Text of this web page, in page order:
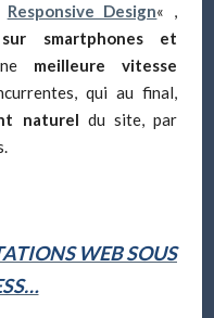
Responsive Design« ,
smartphones et
meilleure vitesse
qui au final,
naturel du site, par
WEB SOUS